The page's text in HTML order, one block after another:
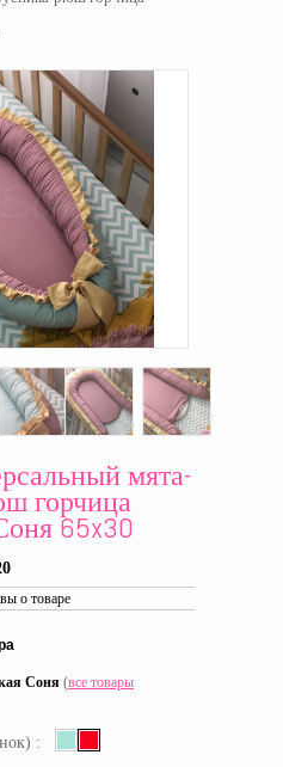
мята-
горчица
65x30
о товаре
Соня (все товары
: